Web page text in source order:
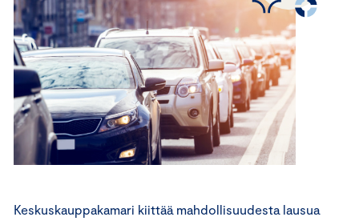
Keskuskauppakamari kiittää mahdollisuudesta lausua